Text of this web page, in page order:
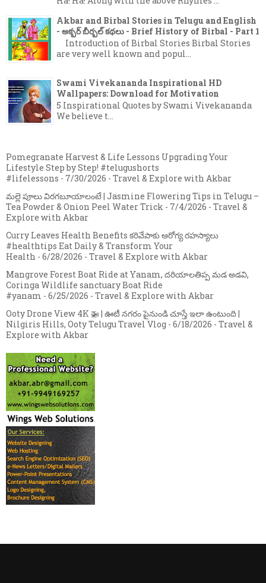
Akbar and Birbal Stories in Telugu and English
- అక్బర్ బీర్బల్ కథలు - Brief History of Birbal - Part 1
Introduction of Birbal Stories Birbal Stories
are very well known and popul...
Swami Vivekananda Inspirational HD
Wallpapers: Download for Motivation
5 Inspirational Quotes by Swami Vivekananda
We believe t...
Pomegranate Harvest & Life Lessons Upgrading Your
Lifestyle Step by Step! #telugushorts
#lifelessons - 7/30/2026 - Travel & Explore with Akbar
మల్లె పూలు విరగబూయాలంటే | Jasmine Flowering Tips in Telugu –
Tea Powder & Onion Peel Water Trick - 7/4/2026 - Travel &
Explore with Akbar
Curry Leaves Health Benefits కరివేపాకు ఆరోగ్య రహస్యాలు
#healthtips Eat Daily & Transform Your
Health - 6/28/2026 - Travel & Explore with Akbar
Mangrove Forest Boat Ride at Yanam, దరియాలతిప్ప మడ అడవి,
Coringa Wildlife sanctuary Boat Ride
#yanam - 6/25/2026 - Travel & Explore with Akbar
Ooty Drone View 4K 🚁 | ఊటీ నగరం పైనుండి చూస్తే ఇలా ఉంటుంది |
Nilgiris Hills, Ooty Telugu Travel Vlog - 6/18/2026 - Travel &
Explore with Akbar